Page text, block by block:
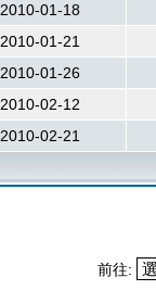
2010-01-18
2010-01-21
2010-01-26
2010-02-12
2010-02-21
前往: